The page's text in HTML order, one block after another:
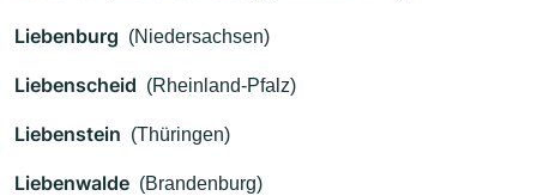
Liebenburg (Niedersachsen)
Liebenscheid (Rheinland-Pfalz)
Liebenstein (Thüringen)
Liebenwalde (Brandenburg)